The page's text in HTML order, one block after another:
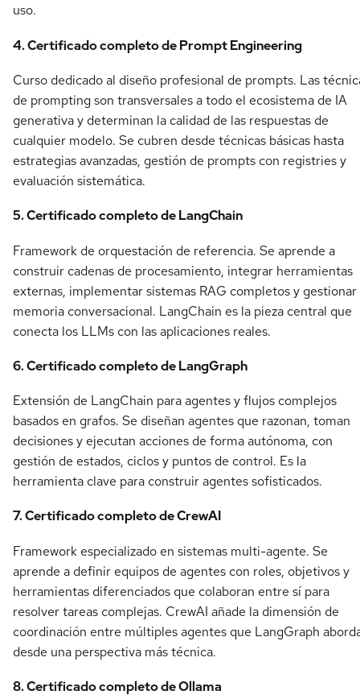
uso.
4. Certificado completo de Prompt Engineering
Curso dedicado al diseño profesional de prompts. Las
de prompting son transversales a todo el ecosistema de IA
generativa y determinan la calidad de las respuestas de
cualquier modelo. Se cubren desde técnicas básicas hasta
estrategias avanzadas, gestión de prompts con registries y
evaluación sistemática.
5. Certificado completo de LangChain
Framework de orquestación de referencia. Se aprende a
construir cadenas de procesamiento, integrar herramientas
externas, implementar sistemas RAG completos y gestionar
memoria conversacional. LangChain es la pieza central que
conecta los LLMs con las aplicaciones reales.
6. Certificado completo de LangGraph
Extensión de LangChain para agentes y flujos complejos
basados en grafos. Se diseñan agentes que razonan, toman
decisiones y ejecutan acciones de forma autónoma, con
gestión de estados, ciclos y puntos de control. Es la
herramienta clave para construir agentes sofisticados.
7. Certificado completo de CrewAI
Framework especializado en sistemas multi-agente. Se
aprende a definir equipos de agentes con roles, objetivos y
herramientas diferenciados que colaboran entre sí para
resolver tareas complejas. CrewAI añade la dimensión de
coordinación entre múltiples agentes que LangGraph
desde una perspectiva más técnica.
8. Certificado completo de Ollama